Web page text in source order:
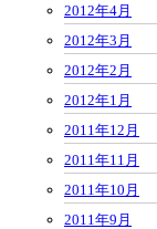
2012年4月
2012年3月
2012年2月
2012年1月
2011年12月
2011年11月
2011年10月
2011年9月